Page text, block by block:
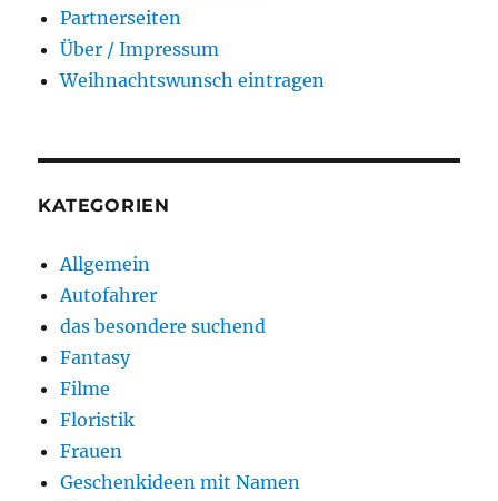
Partnerseiten
Über / Impressum
Weihnachtswunsch eintragen
KATEGORIEN
Allgemein
Autofahrer
das besondere suchend
Fantasy
Filme
Floristik
Frauen
Geschenkideen mit Namen